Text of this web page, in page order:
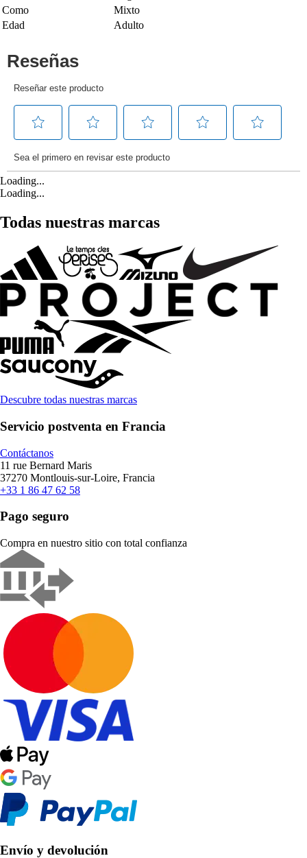
Como
Mixto
Edad
Adulto
Loading...
Loading...
Todas nuestras marcas
Descubre todas nuestras marcas
Servicio postventa en Francia
Contáctanos
11 rue Bernard Maris
37270 Montlouis-sur-Loire, Francia
+33 1 86 47 62 58
Pago seguro
Compra en nuestro sitio con total confianza
Envío y devolución